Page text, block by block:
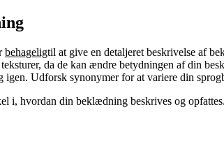
behageligtil at give en detaljeret beskrivelse af
da de kan ændre betydningen af din
igen. Udforsk synonymer for at variere din
i, hvordan din beklædning beskrives og opfattes.